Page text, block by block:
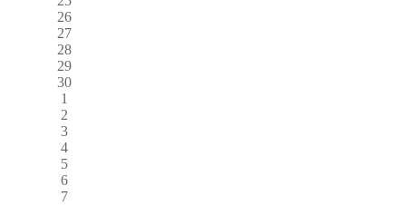
26
27
28
29
30
1
2
3
4
5
6
7